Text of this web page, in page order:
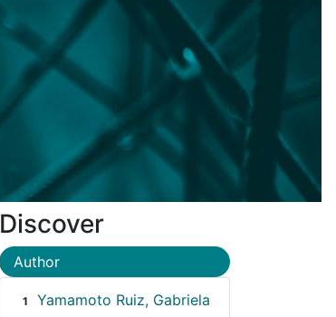
Discover
Author
1 Yamamoto Ruiz, Gabriela